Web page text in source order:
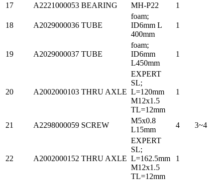
17
A2221000053 BEARING MH-P22 1
18 A2029000036 TUBE
foam;
ID6mm L
400mm
1
19 A2029000037 TUBE
foam;
ID6mm
L450mm
1
20 A2002000103 THRU AXLE
EXPERT
SL;
L=120mm
M12x1.5
TL=12mm
1
21 A2298000059 SCREW
M5x0.8
L15mm
4 3~4
22 A2002000152 THRU AXLE
EXPERT
SL;
L=162.5mm
M12x1.5
TL=12mm
1